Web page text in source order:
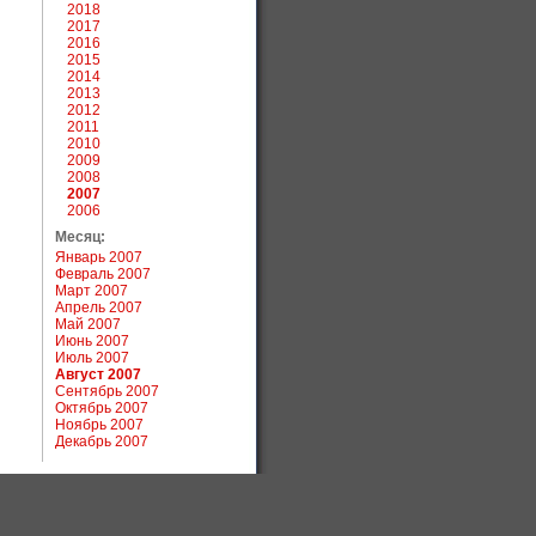
2018
2017
2016
2015
2014
2013
2012
2011
2010
2009
2008
2007
2006
Месяц:
Январь 2007
Февраль 2007
Март 2007
Апрель 2007
Май 2007
Июнь 2007
Июль 2007
Август 2007
Сентябрь 2007
Октябрь 2007
Ноябрь 2007
Декабрь 2007